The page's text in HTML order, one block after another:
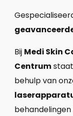
Bij Medi Skin
Centrumstaat
behulp van